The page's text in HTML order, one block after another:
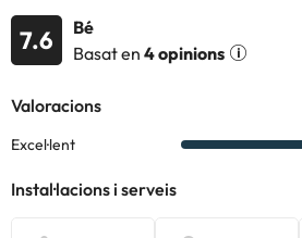
7.6
Bé
Basat en 4 opinions